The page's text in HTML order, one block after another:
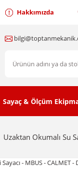
Hakkımızda
Sayaç & Ölçüm
Uzaktan Okumalı Su